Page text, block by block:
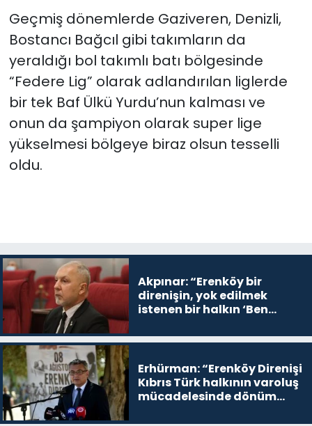
Geçmiş dönemlerde Gaziveren, Denizli,
Bostancı Bağcıl gibi takımların da
yeraldığı bol takımlı batı bölgesinde
“Federe Lig” olarak adlandırılan liglerde
bir tek Baf Ülkü Yurdu’nun kalması ve
onun da şampiyon olarak super lige
yükselmesi bölgeye biraz olsun tesselli
oldu.
Akpınar: “Erenköy bir
direnişin, yok edilmek
istenen bir halkın ‘Ben
devam edeceğim’ dediği
Erhürman: “Erenköy Direnişi
Kıbrıs Türk halkının varoluş
mücadelesinde dönüm
Yazarlar